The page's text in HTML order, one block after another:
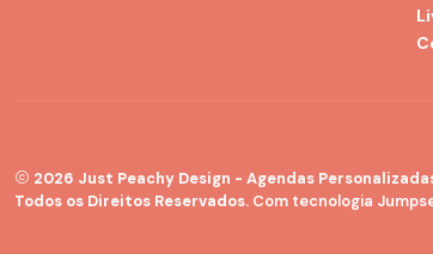
2026 Just Peachy Design - Agendas
Todos os Direitos Reservados. Com tecnologia